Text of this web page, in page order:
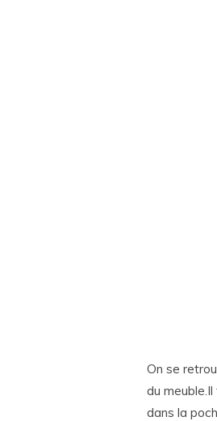
On se
du
dans la